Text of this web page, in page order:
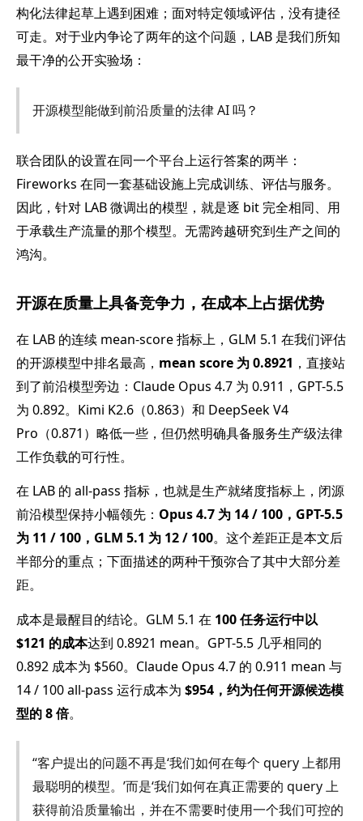
构化法律起草上遇到困难；面对特定领域评估，没有捷径
可走。对于业内争论了两年的这个问题，LAB 是我们所知
最干净的公开实验场：
开源模型能做到前沿质量的法律 AI 吗？
联合团队的设置在同一个平台上运行答案的两半：
Fireworks 在同一套基础设施上完成训练、评估与服务。
因此，针对 LAB 微调出的模型，就是逐 bit 完全相同、用
于承载生产流量的那个模型。无需跨越研究到生产之间的
鸿沟。
开源在质量上具备竞争力，在成本上占据优势
在 LAB 的连续 mean-score 指标上，GLM 5.1 在我们评估
的开源模型中排名最高， mean score 为 0.8921 ，直接站
到了前沿模型旁边：Claude Opus 4.7 为 0.911，GPT-5.5
为 0.892。Kimi K2.6（0.863）和 DeepSeek V4
Pro（0.871）略低一些，但仍然明确具备服务生产级法律
工作负载的可行性。
在 LAB 的 all-pass 指标，也就是生产就绪度指标上，闭源
前沿模型保持小幅领先： Opus 4.7 为 14 / 100，GPT-5.5
为 11 / 100，GLM 5.1 为 12 / 100。这个差距正是本文后
半部分的重点；下面描述的两种干预弥合了其中大部分差
距。
成本是最醒目的结论。GLM 5.1 在 100 任务运行中以
$121 的成本达到 0.8921 mean。GPT-5.5 几乎相同的
0.892 成本为 $560。Claude Opus 4.7 的 0.911 mean 与
14 / 100 all-pass 运行成本为 $954，约为任何开源候选模
型的 8 倍。
“客户提出的问题不再是‘我们如何在每个 query 上都用
最聪明的模型。’而是‘我们如何在真正需要的 query 上
获得前沿质量输出，并在不需要时使用一个我们可控的